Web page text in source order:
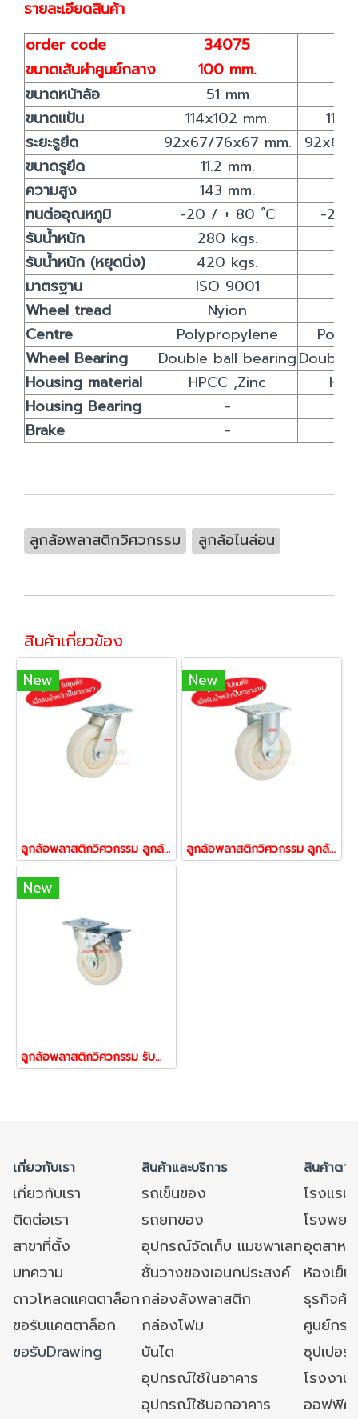
รายละเอียดสินค้า
order code
34075
ขนาดเส้นผ่าศูนย์กลาง
100 mm.
ขนาดหน้าล้อ
51 mm
ขนาดแป้น
114x102 mm.
ระยะรูยึด
92x67/76x67 mm.
92x67/
ขนาดรูยึด
11.2 mm.
ความสูง
143 mm.
ทนต่ออุณหภูมิ
-20 / + 80 ํC
-20
รับน้ำหนัก
280 kgs.
รับน้ำหนัก (หยุดนิ่ง)
420 kgs.
มาตรฐาน
ISO 9001
Wheel tread
Nyion
Centre
Polypropylene
Wheel Bearing
Double ball bearingDouble
Housing material
HPCC ,Zinc
Housing Bearing
-
Brake
-
ลูกล้อพลาสติกวิศวกรรม ลูกล้อไนล่อน
สินค้าเกี่ยวข้อง
New
ลูกล้อพลาสติกวิศวกรรม ลูกล้อรถเข็นของ รับน้ำหนัก280-675 กก.แป้นหมุน (หน้าโค้ง) รุ่น Max ยี่ห้อ PAREO
New
ลูกล้อพลาสติกวิศวกรรม ลูกล้อรถเข็นของ รับน้ำหนัก280-675 กก.แป้นตาย (หน้าโค้ง) รุ่น Max ยี่ห้อ PAREO
New
ลูกล้อพลาสติกวิศวกรรม รับน้ำหนัก280-675 กก.แป้นเบรก (หน้าโค้ง) รุ่น Max ยี่ห้อ PAREO
เกี่ยวกับเรา สินค้าและบริการ สินค้าตา
เกี่ยวกับเรา รถเข็นของ
โรงแร
ติดต่อเรา
รถยกของ
โรงพย
สาขาที่ตั้ง
อุปกรณ์จัดเก็บ แมชพาเลทอุตสาหก
บทความ
ชั้นวางของเอนกประสงค์
ห้องเย็
ดาวโหลดแคตตาล็อกกล่องลังพลาสติก
ธุรกิจค้
ขอรับแคตตาล็อก
กล่องโฟม
ศูนย์กร
ขอรับDrawing
บันได
ซุปเปอ
อุปกรณ์ใช้ในอาคาร
โรงงา
อุปกรณ์ใช้นอกอาคาร
ออฟฟิศ/